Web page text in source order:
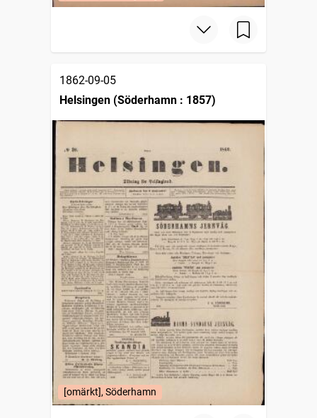
1862-09-05
Helsingen (Söderhamn : 1857)
[omärkt], Söderhamn